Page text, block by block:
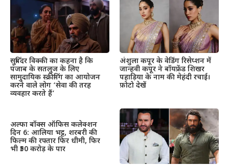
सुबिंदर विक्की का कहना है कि
पंजाब के सतलुज के लिए
सामुदायिक स्क्रीनिंग का आयोजन
करने वाले लोग ‘सेवा की तरह
व्यवहार करते हैं’
अंशुला कपूर के वेडिंग रिसेप्शन में
जान्हवी कपूर ने बॉयफ्रेंड शिखर
पहाड़िया के नाम की मेहंदी रचाई।
फ़ोटो देखें
अल्फा बॉक्स ऑफिस कलेक्शन
दिन 6: आलिया भट्ट, शरबरी की
फिल्म की रफ्तार फिर धीमी, फिर
भी ₹50 करोड़ के पार